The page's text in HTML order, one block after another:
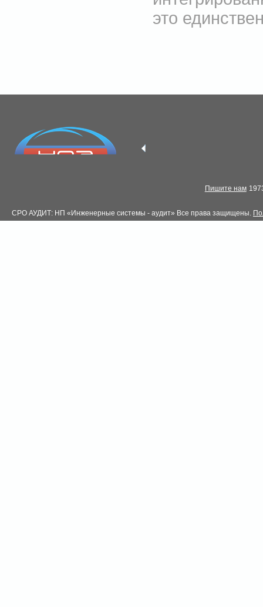
это
СРО АУДИТ: НП «Инженерные системы - аудит» Все права защищены.
Пишите нам